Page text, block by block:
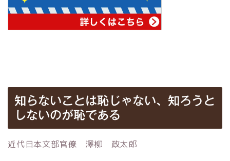
知らないことは恥じゃない、知ろうと
しないのが恥である
近代日本文部官僚 澤柳 政太郎